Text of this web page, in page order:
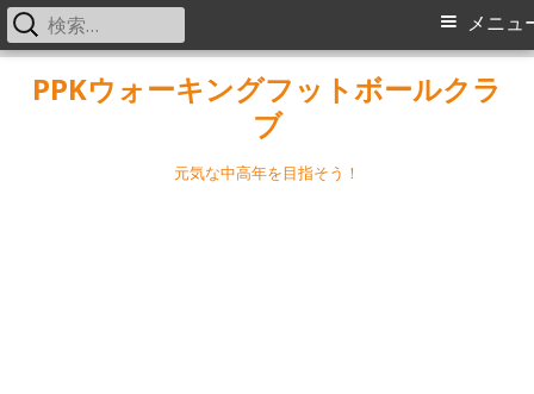
PPKウォーキングフットボールクラ
ブ
元気な中高年を目指そう！
メ
メニュ
検
索: